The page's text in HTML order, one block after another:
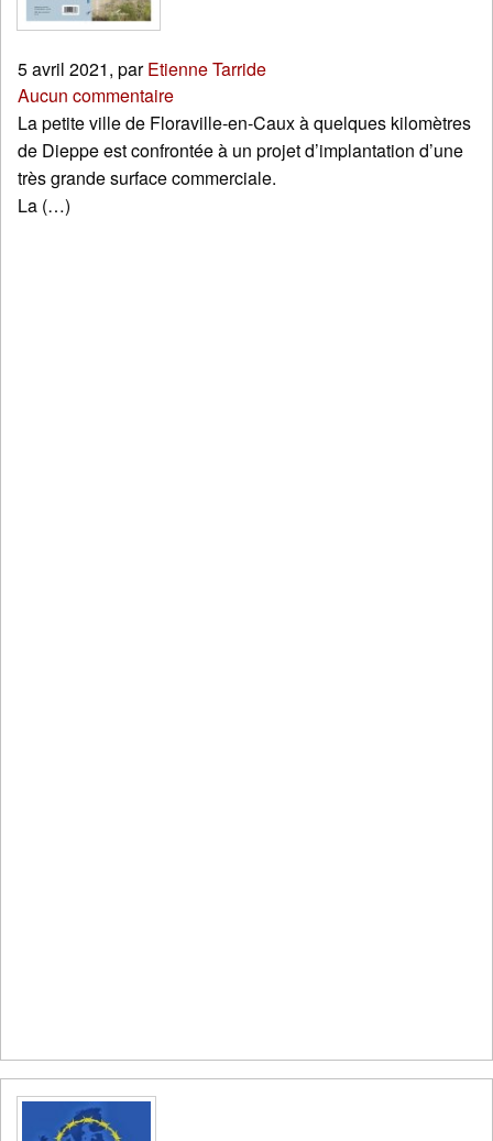
5 avril 2021, parEtienne Tarride
Aucun commentaire
La petite ville de Floraville-en-Caux à quelques kilomètres
de Dieppe est confrontée à un projet d’implantation d’une
très grande surface commerciale.
La (…)